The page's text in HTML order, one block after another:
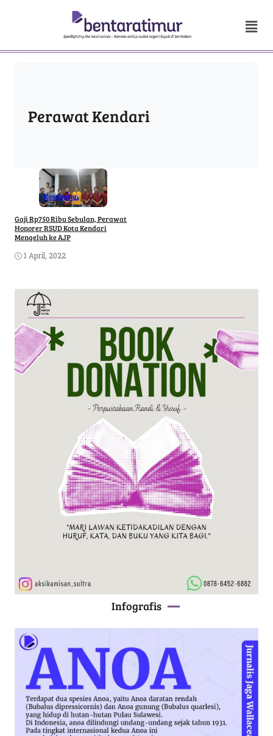
Perawat Kendari
Kesehatan
Gaji Rp750 Ribu Sebulan, Perawat
Honorer RSUD Kota Kendari
Mengeluh ke AJP
1 April, 2022
Infografis